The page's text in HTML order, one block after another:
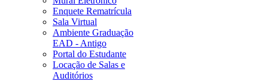
Enquete Rematrícula
Sala Virtual
Ambiente Graduação
EAD - Antigo
Portal do Estudante
Locação de Salas e
Auditórios